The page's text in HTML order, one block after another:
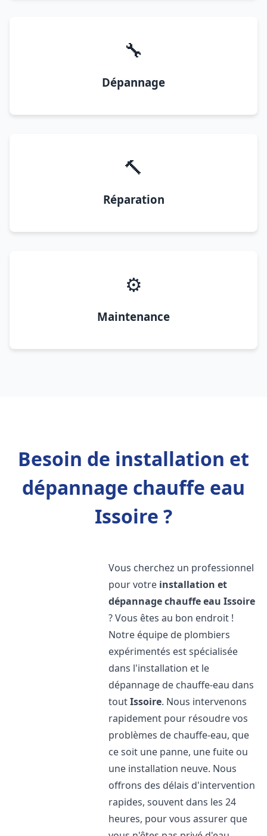
🔧
Dépannage
🔨
Réparation
⚙️
Maintenance
Besoin de installation et
dépannage chauffe eau
Issoire ?
Vous cherchez un professionnel
pour votre installation et
dépannage chauffe eau Issoire
? Vous êtes au bon endroit !
Notre équipe de plombiers
expérimentés est spécialisée
dans l'installation et le
dépannage de chauffe-eau dans
toutIssoire. Nous intervenons
rapidement pour résoudre vos
problèmes de chauffe-eau, que
ce soit une panne, une fuite ou
une installation neuve. Nous
offrons des délais d'intervention
rapides, souvent dans les 24
heures, pour vous assurer que